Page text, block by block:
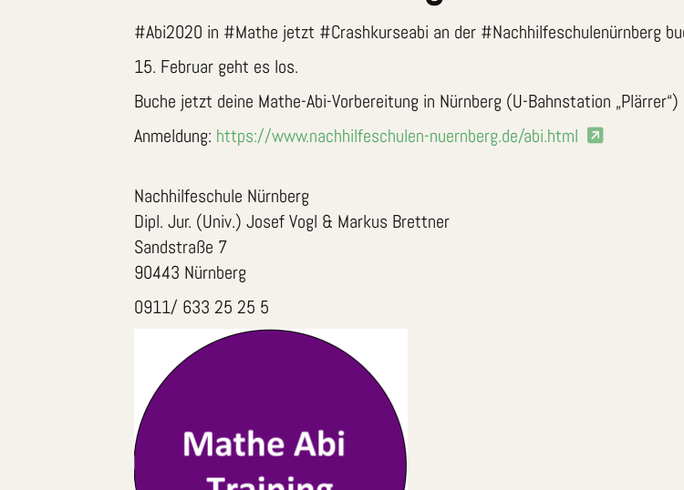
#Abi2020 in #Mathe jetzt #Crashkurseabi an der #Nachhilfeschulenürnberg
15. Februar geht es los.
Buche jetzt deine Mathe-Abi-Vorbereitung in Nürnberg (U-Bahnstation „Plärrer“)
Anmeldung: https://www.nachhilfeschulen-nuernberg.de/abi.html
Nachhilfeschule Nürnberg
Dipl. Jur. (Univ.) Josef Vogl & Markus Brettner
Sandstraße 7
90443 Nürnberg
0911/ 633 25 25 5